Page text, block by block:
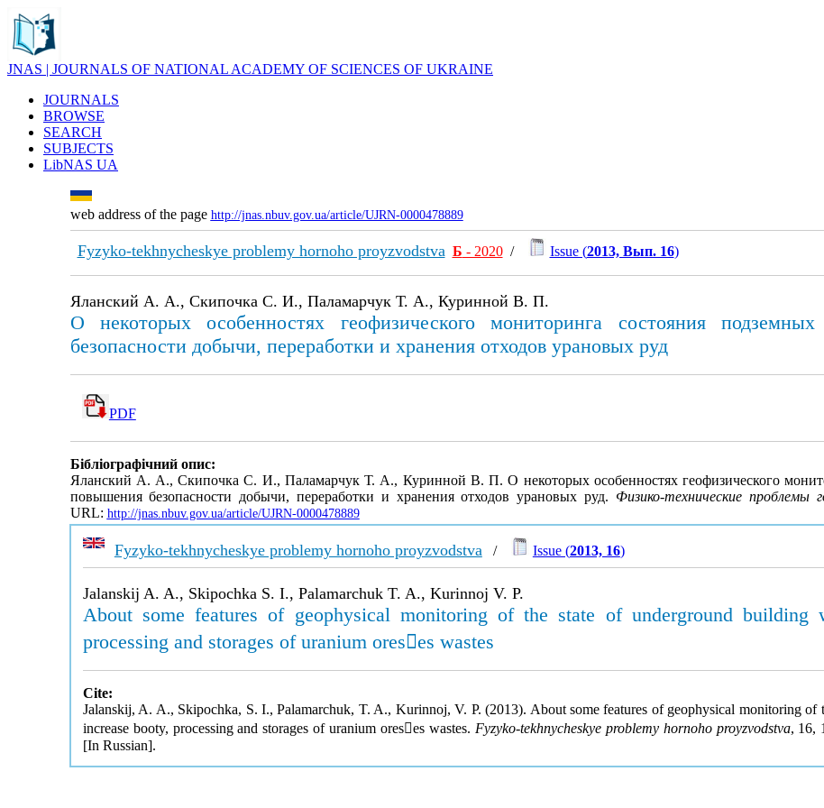
JNAS | JOURNALS OF NATIONAL ACADEMY OF SCIENCES OF UKRAINE
JOURNALS
BROWSE
SEARCH
SUBJECTS
LibNAS UA
web address of the page http://jnas.nbuv.gov.ua/article/UJRN-0000478889
Fyzyko-tekhnycheskye problemy hornoho proyzvodstva Б - 2020/ Issue (2013, Вып. 16)
Яланский А. А., Скипочка С. И., Паламарчук Т. А., Куринной В. П.
О некоторых особенностях геофизического мониторинга состояния
безопасности добычи, переработки и хранения отходов урановых руд
PDF
Бібліографічний опис:
Яланский А. А., Скипочка С. И., Паламарчук Т. А., Куринной В. П. О некоторых особенностях геофизического
повышения безопасности добычи, переработки и хранения отходов урановых руд. Физико-технические проблемы
URL: http://jnas.nbuv.gov.ua/article/UJRN-0000478889
Fyzyko-tekhnycheskye problemy hornoho proyzvodstva / Issue (2013, 16)
Jalanskij A. A., Skipochka S. I., Palamarchuk T. A., Kurinnoj V. P.
About some features of geophysical monitoring of the state of underground building
processing and storages of uranium oreses wastes
Cite:
Jalanskij, A. A., Skipochka, S. I., Palamarchuk, T. A., Kurinnoj, V. P. (2013). About some features of geophysical monitoring
increase booty, processing and storages of uranium oreses wastes. Fyzyko-tekhnycheskye problemy hornoho proyzvodstva, 16,
[In Russian].